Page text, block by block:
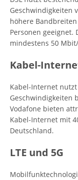
Geschwindigkeiten
höhere
Personen geeignet.
mindestens 50
Kabel-
Kabel-Internet
Geschwindigkeiten
Vodafone bieten
Kabel-Internet mit
Deutschland.
LTE und 5G